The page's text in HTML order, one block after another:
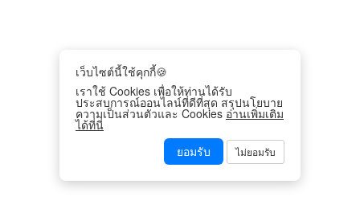
เว็บไซต์นี้ใช้คุกกี้🍪
เราใช้ Cookies เพื่อให้ท่านได้รับ
ประสบการณ์ออนไลน์ที่ดีที่สุด สรุปนโยบาย
ความเป็นส่วนตัวและ Cookies อ่านเพิ่มเติม
ได้ที่นี่
ยอมรับ
ไม่ยอมรับ